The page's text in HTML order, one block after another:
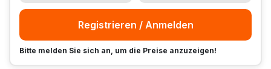
Registrieren / Anmelden
Bitte melden Sie sich an, um die Preise anzuzeigen!